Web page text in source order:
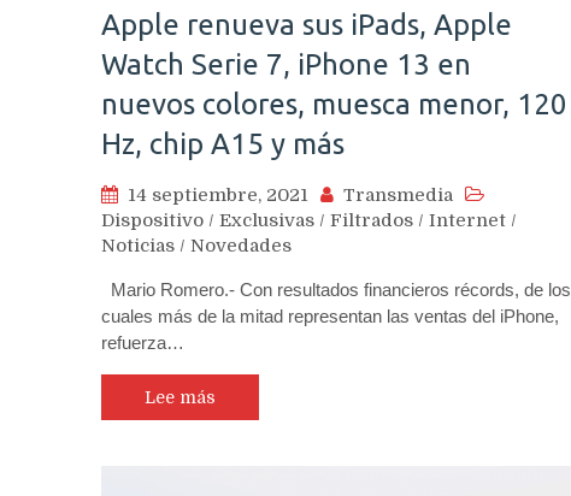
Apple renueva sus iPads, Apple
Watch Serie 7, iPhone 13 en
nuevos colores, muesca menor, 120
Hz, chip A15 y más
14 septiembre, 2021
Transmedia
Dispositivo / Exclusivas / Filtrados / Internet /
Noticias / Novedades
Mario Romero.- Con resultados financieros récords, de los
cuales más de la mitad representan las ventas del iPhone,
refuerza…
Lee más